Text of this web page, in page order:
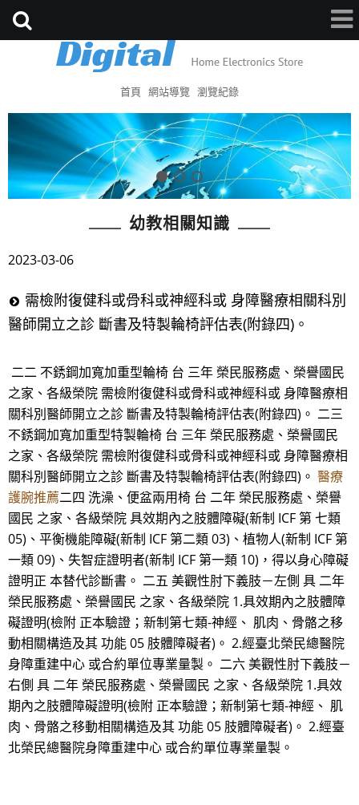
首頁 網站導覽 瀏覽紀錄
幼教相關知識
2023-03-06
需檢附復健科或骨科或神經科或 身障醫療相關科別
醫師開立之診 斷書及特製輪椅評估表(附錄四)。
二二 不銹鋼加寬加重型輪椅 台 三年 榮民服務處、榮譽國民
之家、各級榮院 需檢附復健科或骨科或神經科或 身障醫療相
關科別醫師開立之診 斷書及特製輪椅評估表(附錄四)。 二三
不銹鋼加寬加重型特製輪椅 台 三年 榮民服務處、榮譽國民
之家、各級榮院 需檢附復健科或骨科或神經科或 身障醫療相
關科別醫師開立之診 斷書及特製輪椅評估表(附錄四)。 醫療
護腕推薦二四 洗澡、便盆兩用椅 台 二年 榮民服務處、榮譽
國民 之家、各級榮院 具效期內之肢體障礙(新制 ICF 第 七類
05)、平衡機能障礙(新制 ICF 第二類 03)、植物人(新制 ICF 第
一類 09)、失智症證明者(新制 ICF 第一類 10)，得以身心障礙
證明正 本替代診斷書。 二五 美觀性肘下義肢－左側 具 二年
榮民服務處、榮譽國民 之家、各級榮院 1.具效期內之肢體障
礙證明(檢附 正本驗證；新制第七類-神經、 肌肉、骨骼之移
動相關構造及其 功能 05 肢體障礙者)。 2.經臺北榮民總醫院
身障重建中心 或合約單位專業量製。 二六 美觀性肘下義肢－
右側 具 二年 榮民服務處、榮譽國民 之家、各級榮院 1.具效
期內之肢體障礙證明(檢附 正本驗證；新制第七類-神經、 肌
肉、骨骼之移動相關構造及其 功能 05 肢體障礙者)。 2.經臺
北榮民總醫院身障重建中心 或合約單位專業量製。